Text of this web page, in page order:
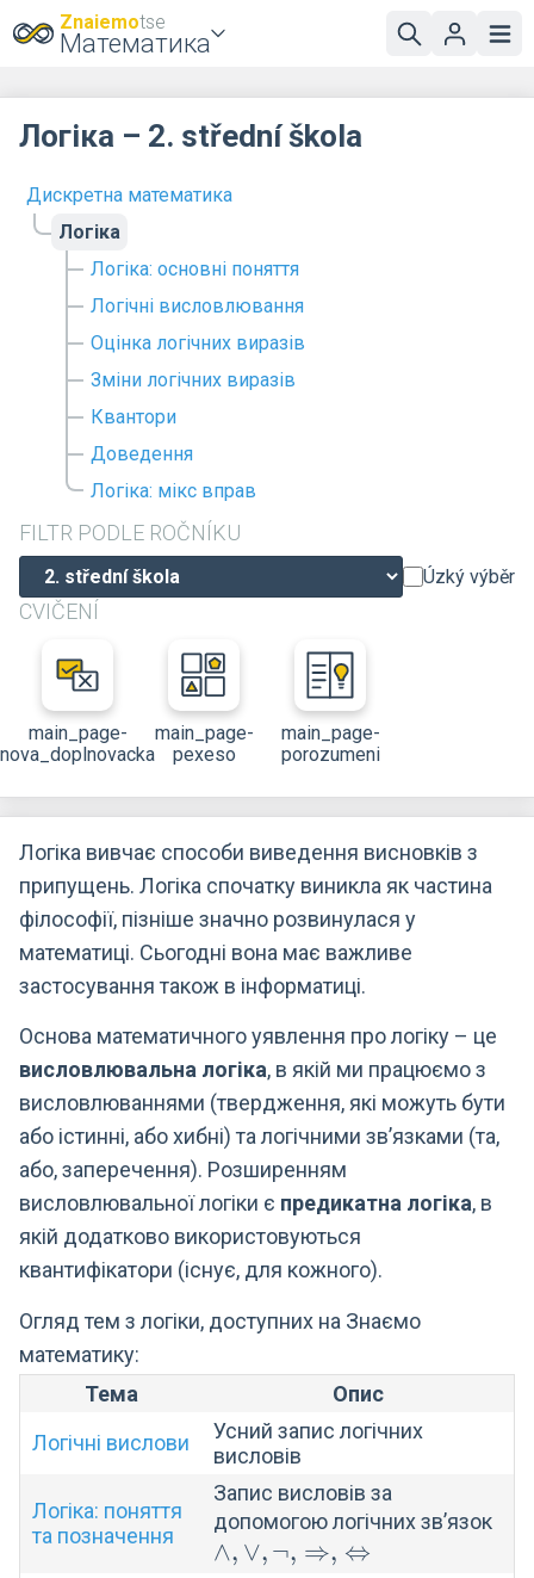
Znaiemotse
Математика
Дискретна математика
Логіка
Логіка: основні поняття
Логічні висловлювання
Оцінка логічних виразів
Зміни логічних виразів
Квантори
Доведення
Логіка: мікс вправ
FILTR PODLE ROČNÍKU
Úzký výběr
CVIČENÍ
main_page-
nova_doplnovacka
main_page-
pexeso
main_page-
porozumeni
Логіка – 2. střední škola
Логіка вивчає способи виведення висновків з
припущень. Логіка спочатку виникла як частина
філософії, пізніше значно розвинулася у
математиці. Сьогодні вона має важливе
застосування також в інформатиці.
Основа математичного уявлення про логіку – це
висловлювальна логіка, в якій ми працюємо з
висловлюваннями (твердження, які можуть бути
або істинні, або хибні) та логічними зв’язками (та,
або, заперечення). Розширенням
висловлювальної логіки є предикатна логіка, в
якій додатково використовуються
квантифікатори (існує, для кожного).
Огляд тем з логіки, доступних на Знаємо
математику:
Тема
Опис
Логічні вислови
Усний запис логічних
висловів
Логіка: поняття
та позначення
Запис висловів за
допомогою логічних зв’язок
∧, ∨,¬, ⇒, ⇔